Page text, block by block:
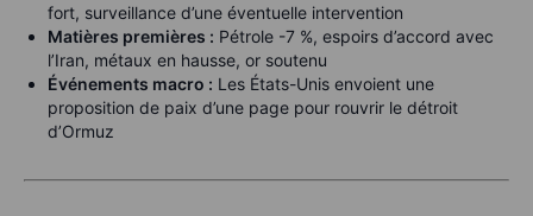
fort, surveillance d’une éventuelle intervention
Matières premières : Pétrole -7 %, espoirs d’accord avec
l’Iran, métaux en hausse, or soutenu
Événements macro : Les États-Unis envoient une
proposition de paix d’une page pour rouvrir le détroit
d’Ormuz